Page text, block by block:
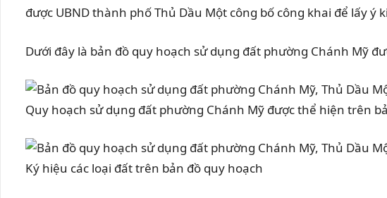
được UBND thành phố Thủ Dầu Một công bố công khai để lấy ý
Dưới đây là bản đồ quy hoạch sử dụng đất phường Chánh Mỹ
Quy hoạch sử dụng đất phường Chánh Mỹ được thể hiện trên
Ký hiệu các loại đất trên bản đồ quy hoạch